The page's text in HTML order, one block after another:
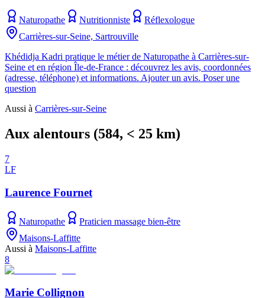
Naturopathe Nutritionniste
Réflexologue
Carrières-sur-Seine, Sartrouville
Khédidja Kadri pratique le métier de Naturopathe à Carrières-sur-
Seine et en région Île-de-France : découvrez les avis, coordonnées
(adresse, téléphone) et informations. Ajouter un avis. Poser une
question
Aussi à Carrières-sur-Seine
Aux alentours (584, < 25 km)
7
LF
Laurence Fournet
Naturopathe
Praticien massage bien-être
Maisons-Laffitte
Aussi à Maisons-Laffitte
8
Marie Collignon